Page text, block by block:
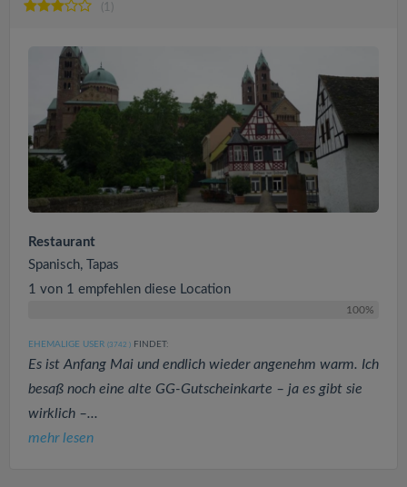
(1)
Restaurant
Spanisch, Tapas
1 von 1 empfehlen diese Location
100%
EHEMALIGE USER (3742 ) FINDET:
Es ist Anfang Mai und endlich wieder angenehm warm. Ich
besaß noch eine alte GG-Gutscheinkarte – ja es gibt sie
wirklich –...
mehr lesen